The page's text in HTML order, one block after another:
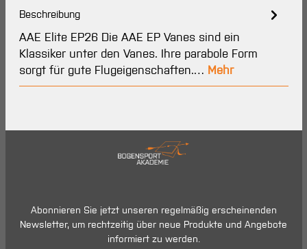
Beschreibung
AAE Elite EP26 Die AAE EP Vanes sind ein
Klassiker unter den Vanes. Ihre parabole Form
sorgt für gute Flugeigenschaften.… Mehr
Abonnieren Sie jetzt unseren regelmäßig erscheinenden
Newsletter, um rechtzeitig über neue Produkte und Angebote
informiert zu werden.